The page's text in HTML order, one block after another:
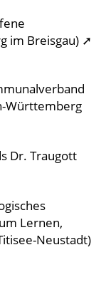
im Breisgau) ➚
Württemberg
Dr. Traugott
Lernen,
Neustadt)